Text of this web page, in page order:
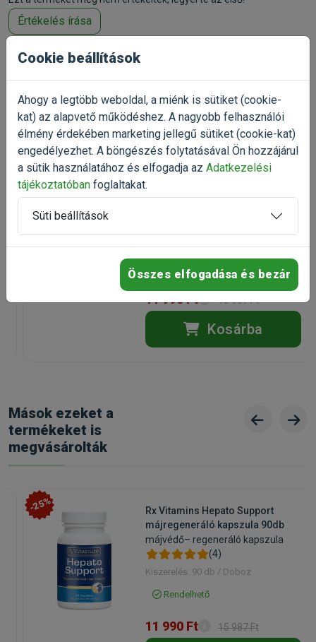
Értékelés írása
Talán ezek is
érdekelnek
-25%
Rx Vitamins Hepato Support
májregeneráló kapszula 90db
májvédő– regeneráló kapszula
Kiszerelés: 90 db / Doboz
Rendelhető
11 990 Ft 15 987 Ft
Kosárba
Mások ezeket a
termékeket is
megvásárolták
-25%
Rx Vitamins Hepato Support
májregeneráló kapszula 90db
májvédő– regeneráló kapszula
(4)
Kiszerelés: 90 db / Doboz
Rendelhető
11 990 Ft 15 987 Ft
Cookie beállítások
Ahogy a legtöbb weboldal, a miénk is sütiket (cookie-
kat) az alapvető működéshez. A nagyobb felhasználói
élmény érdekében marketing jellegű sütiket (cookie-kat)
engedélyezhet. A böngészés folytatásával Ön hozzájárul
a sütik használatához és elfogadja az Adatkezelési
tájékoztatóban foglaltakat.
Süti beállítások
Összes elfogadása és bezár